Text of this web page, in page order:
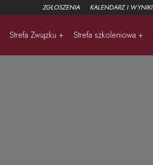
ZGŁOSZENIA KALENDARZ I WYNIKI
Strefa Związku + Strefa szkoleniowa +